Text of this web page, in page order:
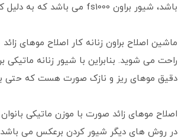
باشد، شیور براون fs1000 می باشد که به دلیل کارایی عالی در بین خانم ها بسیار معروف و محبوب شده است.
ماشین اصلاح براون زنانه کار اصلاح موهای
راحت می شوید. بنابراین با شیور زنانه
دقیق موهای ریز و نازک صورت هست که حتی
اصلاح موهای زائد صورت با موزن ماتیکی
در روش های دیگر شیور کردن برعکس می